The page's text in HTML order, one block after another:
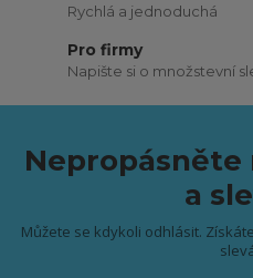
Rychlá a jednoduchá
Pro firmy
Napište si o množstevní
Nepropásněte
a
Můžete se kdykoli odhlásit.